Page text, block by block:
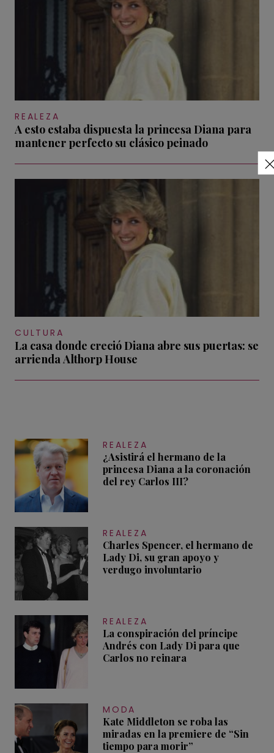
REALEZA
A esto estaba dispuesta la princesa Diana para
mantener perfecto su clásico peinado
CULTURA
La casa donde creció Diana abre sus puertas: se
arrienda Althorp House
REALEZA
¿Asistirá el hermano de la
princesa Diana a la coronación
del rey Carlos III?
REALEZA
Charles Spencer, el hermano de
Lady Di, su gran apoyo y
verdugo involuntario
REALEZA
La conspiración del príncipe
Andrés con Lady Di para que
Carlos no reinara
MODA
Kate Middleton se roba las
miradas en la premiere de “Sin
tiempo para morir”